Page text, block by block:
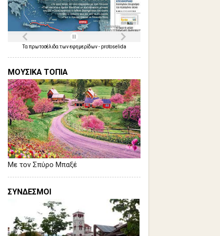
Τα πρωτοσέλιδα τωνεφημερίδων- protoselida
ΜΟΥΣΙΚΑ ΤΟΠΙΑ
Με τον Σπύρο Μπαξέ
ΣΥΝΔΕΣΜΟΙ